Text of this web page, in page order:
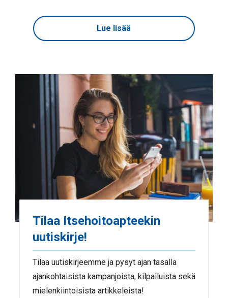
Lue lisää
Tilaa Itsehoitoapteekin
uutiskirje!
Tilaa uutiskirjeemme ja pysyt ajan tasalla
ajankohtaisista kampanjoista, kilpailuista sekä
mielenkiintoisista artikkeleista!